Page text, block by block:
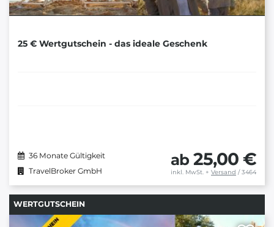
25 € Wertgutschein - das ideale Geschenk
36 Monate Gültigkeit
TravelBroker GmbH
ab 25,00 €
inkl. MwSt. + Versand / 3464
WERTGUTSCHEIN